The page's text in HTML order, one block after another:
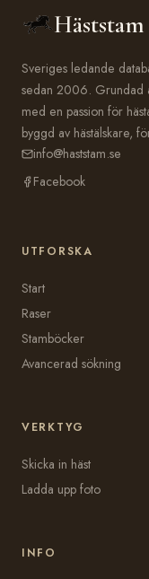
Häststam
Sveriges ledande
sedan 2006. Grundad
med en passion för
byggd av hästälskare,
info@haststam.se
Facebook
UTFORSKA
Start
Raser
Stamböcker
Avancerad sökning
VERKTYG
Skicka in häst
Ladda upp foto
INFO